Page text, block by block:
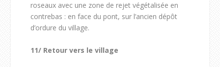
roseaux avec une zone de rejet végétalisée en
contrebas : en face du pont, sur l’ancien dépôt
d’ordure du village.
11/ Retour vers le village